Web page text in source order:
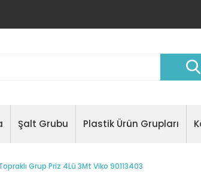
Şalt Grubu Plastik Ürün Grupları
Grup Priz 4Lü 3Mt Viko 90113403